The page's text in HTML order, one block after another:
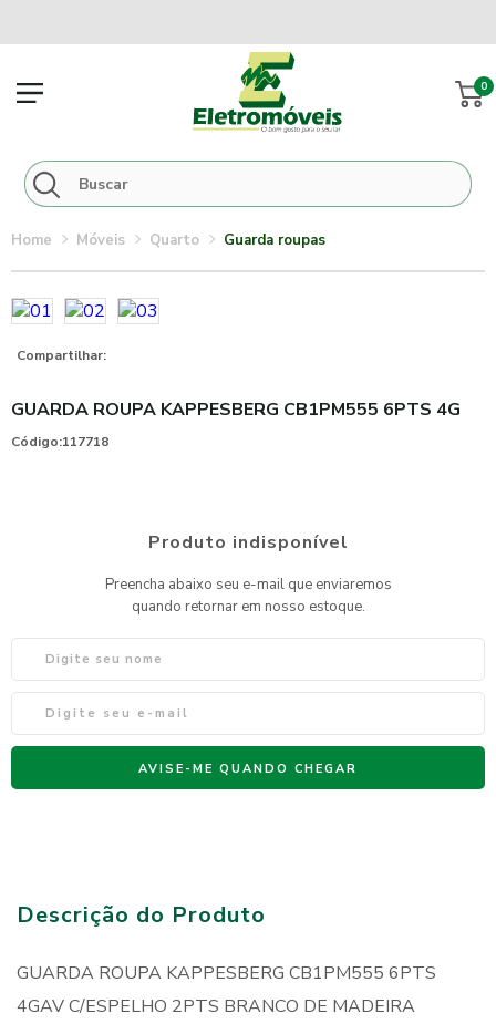
0
móveis quarto guarda roupas
Compartilhar:
GUARDA ROUPA KAPPESBERG CB1PM555 6PTS 4G
Código:117718
Descrição do Produto
GUARDA ROUPA KAPPESBERG CB1PM555 6PTS
4GAV C/ESPELHO 2PTS BRANCO DE MADEIRA